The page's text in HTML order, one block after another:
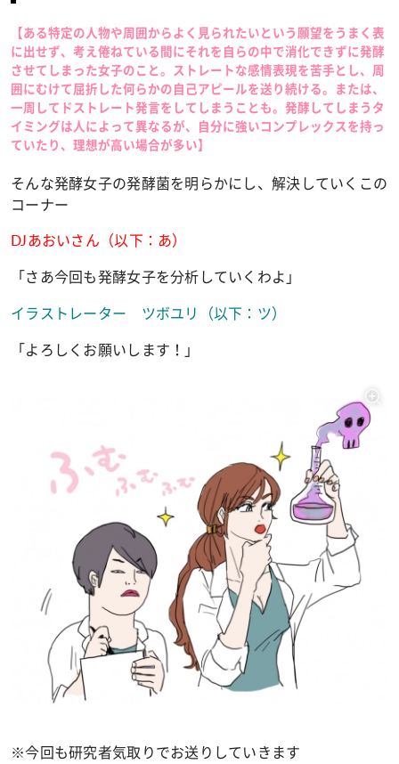
【ある特定の人物や周囲からよく見られたいという願望をうまく表
に出せず、考え倦ねている間にそれを自らの中で消化できずに発酵
させてしまった女子のこと。ストレートな感情表現を苦手とし、周
囲にむけて屈折した何らかの自己アピールを送り続ける。または、
一周してドストレート発言をしてしまうことも。発酵してしまうタ
イミングは人によって異なるが、自分に強いコンプレックスを持っ
ていたり、理想が高い場合が多い】
そんな発酵女子の発酵菌を明らかにし、解決していくこの
コーナー
DJあおいさん（以下：あ）
「さあ今回も発酵女子を分析していくわよ」
イラストレーター ツボユリ（以下：ツ）
「よろしくお願いします！」
※今回も研究者気取りでお送りしていきます